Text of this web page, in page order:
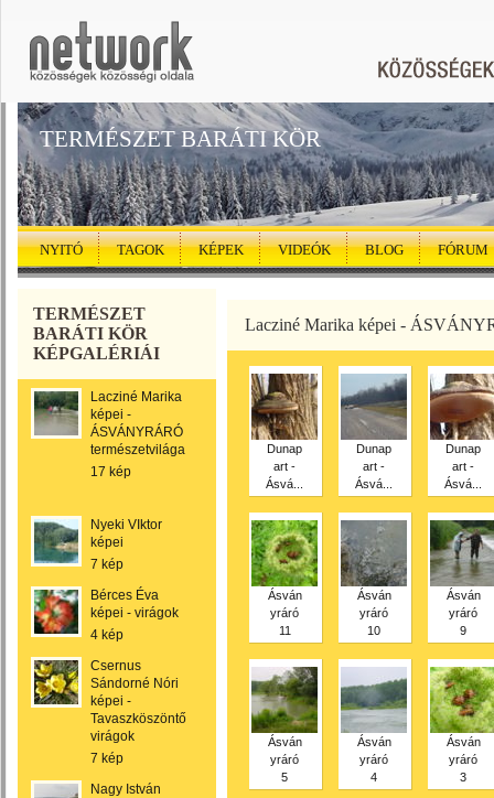
TERMÉSZET BARÁTI KÖR
NYITÓ TAGOK KÉPEK VIDEÓK BLOG FÓRUM
TERMÉSZET
BARÁTI KÖR
KÉPGALÉRIÁI
Lacziné Marika
képei -
ÁSVÁNYRÁRÓ
természetvilága
17 kép
Nyeki VIktor
képei
7 kép
Bérces Éva
képei - virágok
4 kép
Csernus
Sándorné Nóri
képei -
Tavaszköszöntő
virágok
7 kép
Nagy István
Lacziné Marika képei -
Dunap
art -
Ásvá...
Dunap
art -
Ásvá...
Dunap
art -
Ásvá...
Ásván
yráró
11
Ásván
yráró
10
Ásván
yráró
9
Ásván
yráró
5
Ásván
yráró
4
Ásván
yráró
3